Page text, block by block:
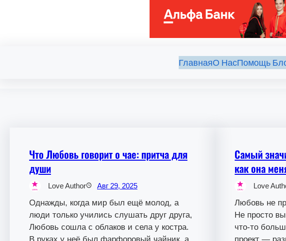
ГлавнаяО НасПомощь
Что Любовь говорит о чае: притча для
души
Love Author Авг 29, 2025
Однажды, когда мир был ещё молод, а
люди только учились слушать друг друга,
Любовь сошла с облаков и села у костра.
Самый
как она
Love
Любовь не
Не просто
что-то